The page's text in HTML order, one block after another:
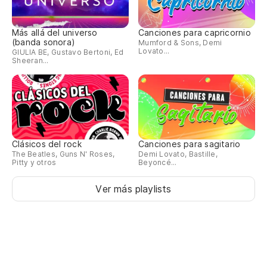
Más allá del universo
(banda sonora)
GIULIA BE, Gustavo Bertoni, Ed
Sheeran...
Canciones para capricornio
Mumford & Sons, Demi
Lovato...
Clásicos del rock
The Beatles, Guns N' Roses,
Pitty y otros
Canciones para sagitario
Demi Lovato, Bastille,
Beyoncé...
Ver más playlists